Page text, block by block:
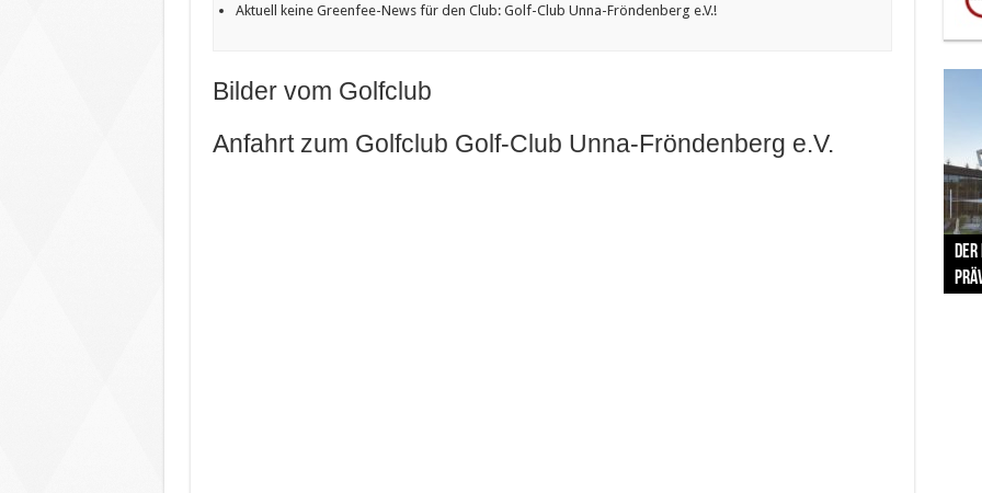
Aktuell keine Greenfee-News für den Club: Golf-Club Unna-Fröndenberg e.V.!
Bilder vom Golfclub
Anfahrt zum Golfclub Golf-Club Unna-Fröndenberg e.V.
The